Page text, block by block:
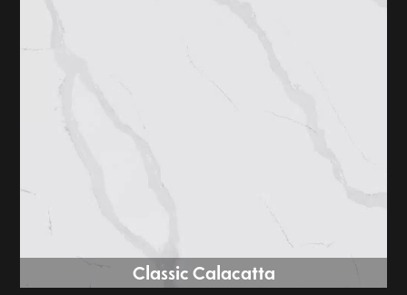
Classic Calacatta